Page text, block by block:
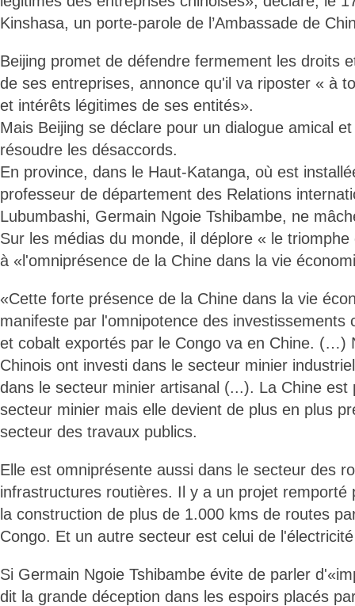
Kinshasa, un porte-parole de l’Ambassade de
Beijing promet de défendre fermement les droits
de ses entreprises, annonce qu'il va riposter « à
et intérêts légitimes de ses entités».
Mais Beijing se déclare pour un dialogue amical
résoudre les désaccords.
En province, dans le Haut-Katanga, où est
professeur de département des Relations
Lubumbashi, Germain Ngoie Tshibambe, ne
Sur les médias du monde, il déplore « le
à «l'omniprésence de la Chine dans la vie
«Cette forte présence de la Chine dans la vie
manifeste par l'omnipotence des investissements
et cobalt exportés par le Congo va en Chine. (…)
Chinois ont investi dans le secteur minier
dans le secteur minier artisanal (...). La Chine est
secteur minier mais elle devient de plus en plus
secteur des travaux publics.
Elle est omniprésente aussi dans le secteur des
infrastructures routières. Il y a un projet remporté
la construction de plus de 1.000 kms de routes
Congo. Et un autre secteur est celui de
Si Germain Ngoie Tshibambe évite de parler
dit la grande déception dans les espoirs placés